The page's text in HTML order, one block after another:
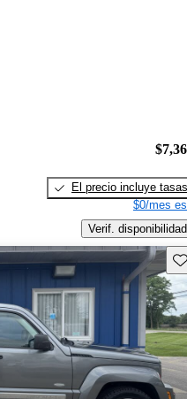
El precio incluye tasas
$0/mes
Verif. disponibilidad